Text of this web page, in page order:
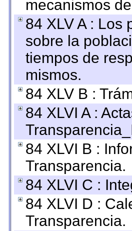
mecanismos
84 XLV A : Los
sobre la
tiempos de
mismos.
84 XLV B :
84 XLVI A :
84 XLVI B :
Transparencia.
84 XLVI C :
84 XLVI D :
Transparencia.